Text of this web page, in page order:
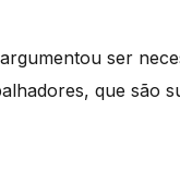
ser
que são